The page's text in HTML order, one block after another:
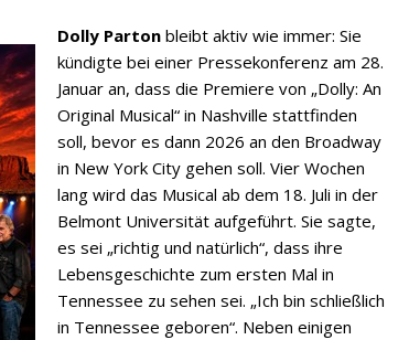
Dolly Parton bleibt aktiv wie immer: Sie
kündigte bei einer Pressekonferenz am 28.
Januar an, dass die Premiere von „Dolly: An
Original Musical“ in Nashville stattfinden
soll, bevor es dann 2026 an den Broadway
in New York City gehen soll. Vier Wochen
lang wird das Musical ab dem 18. Juli in der
Belmont Universität aufgeführt. Sie sagte,
es sei „richtig und natürlich“, dass ihre
Lebensgeschichte zum ersten Mal in
Tennessee zu sehen sei. „Ich bin schließlich
in Tennessee geboren“. Neben einigen